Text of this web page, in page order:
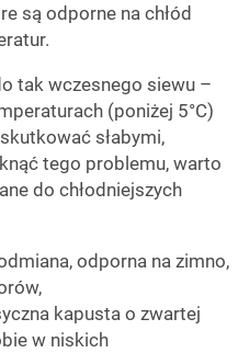
są odporne na chłód
tak wczesnego siewu –
(poniżej 5°C)
słabymi,
tego problemu, warto
do chłodniejszych
odporna na zimno,
kapusta o zwartej
w niskich